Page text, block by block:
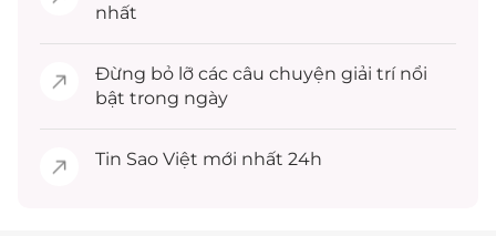
nhất
Đừng bỏ lỡ các câu chuyện giải trínổi
bật trong ngày
Tin Sao Việt mới nhất 24h